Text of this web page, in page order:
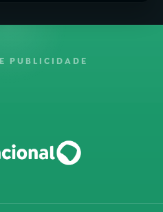
PUBLICIDADE